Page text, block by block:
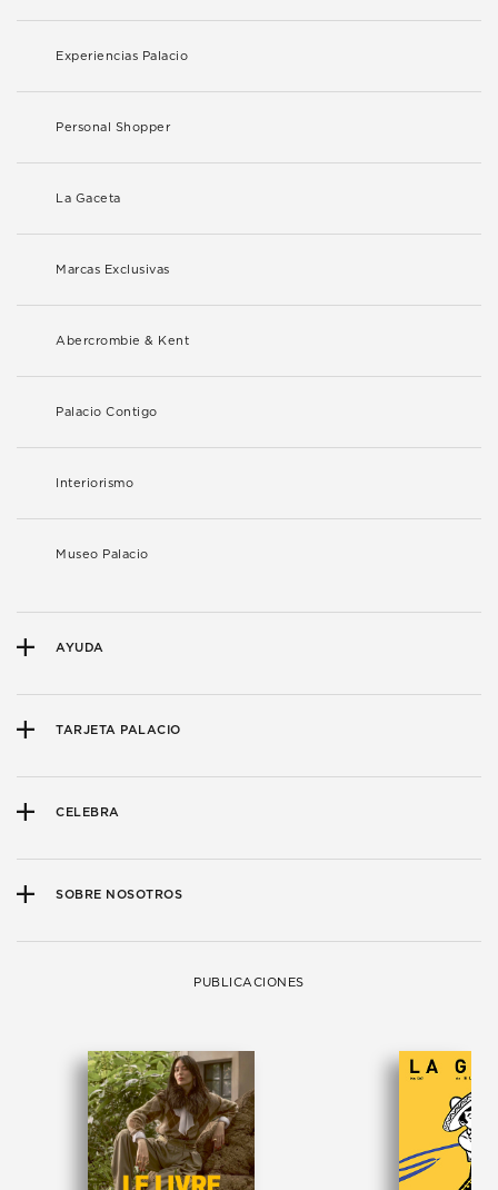
Experiencias Palacio
Personal Shopper
La Gaceta
Marcas Exclusivas
Abercrombie & Kent
Palacio Contigo
Interiorismo
Museo Palacio
AYUDA
TARJETA PALACIO
CELEBRA
SOBRE NOSOTROS
PUBLICACIONES